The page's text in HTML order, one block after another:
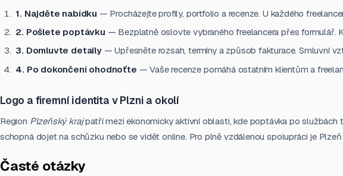
1. Najděte nabídku — Procházejte profily, portfolio a recenze. U každého
2. Pošlete poptávku — Bezplatně oslovte vybraného freelancera přes formulář.
3. Domluvte detaily— Upřesněte rozsah, termíny a způsob fakturace. Smluvní
4. Po dokončení ohodnoťte — Vaše recenze pomáhá ostatním klientům a
Logo a firemní identita v Plzni a okolí
Region Plzeňský krajpatří mezi ekonomicky aktivní oblasti, kde poptávka po službách
schopná dojet na schůzku nebo se vidět online. Pro plně vzdálenou spolupráci je
Časté otázky